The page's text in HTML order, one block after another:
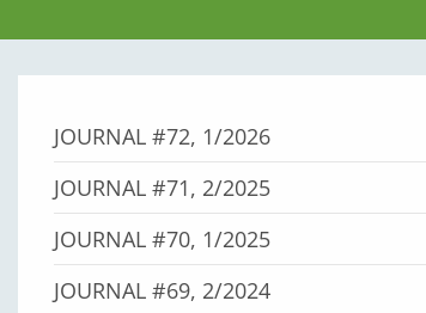
JOURNAL #72, 1/2026
JOURNAL #71, 2/2025
JOURNAL #70, 1/2025
JOURNAL #69, 2/2024